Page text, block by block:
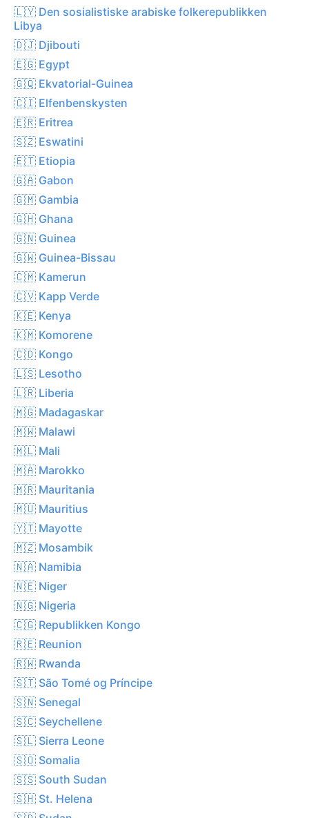
🇱🇾 Den sosialistiske arabiske folkerepublikken
Libya
🇩🇯 Djibouti
🇪🇬 Egypt
🇬🇶 Ekvatorial-Guinea
🇨🇮 Elfenbenskysten
🇪🇷 Eritrea
🇸🇿 Eswatini
🇪🇹 Etiopia
🇬🇦 Gabon
🇬🇲 Gambia
🇬🇭 Ghana
🇬🇳 Guinea
🇬🇼 Guinea-Bissau
🇨🇲 Kamerun
🇨🇻 Kapp Verde
🇰🇪 Kenya
🇰🇲 Komorene
🇨🇩 Kongo
🇱🇸 Lesotho
🇱🇷 Liberia
🇲🇬 Madagaskar
🇲🇼 Malawi
🇲🇱 Mali
🇲🇦 Marokko
🇲🇷 Mauritania
🇲🇺 Mauritius
🇾🇹 Mayotte
🇲🇿 Mosambik
🇳🇦 Namibia
🇳🇪 Niger
🇳🇬 Nigeria
🇨🇬 Republikken Kongo
🇷🇪 Reunion
🇷🇼 Rwanda
🇸🇹 São Tomé og Príncipe
🇸🇳 Senegal
🇸🇨 Seychellene
🇸🇱 Sierra Leone
🇸🇴 Somalia
🇸🇸 South Sudan
🇸🇭 St. Helena